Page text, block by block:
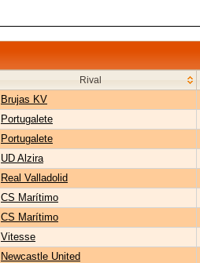
Rival
Brujas KV
Portugalete
Portugalete
UD Alzira
Real Valladolid
CS Marítimo
CS Marítimo
Vitesse
Newcastle United